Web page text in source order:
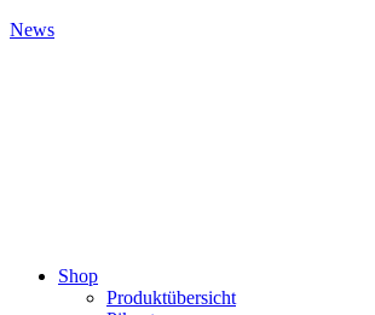
News
Shop
Produktübersicht